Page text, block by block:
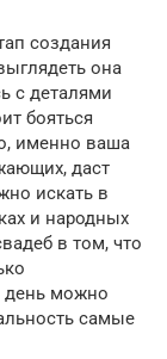
создания
она
с деталями
бояться
именно ваша
даст
искать в
и народных
в том, что
день можно
самые